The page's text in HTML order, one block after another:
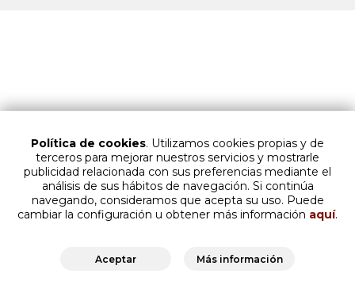
Política de cookies. Utilizamos cookies propias y de
terceros para mejorar nuestros servicios y mostrarle
publicidad relacionada con sus preferencias mediante el
análisis de sus hábitos de navegación. Si continúa
navegando, consideramos que acepta su uso. Puede
cambiar la configuración u obtener más información aquí.
Aceptar Más información